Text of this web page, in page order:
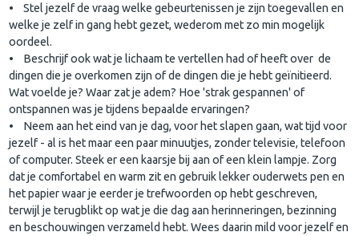
• Stel jezelf de vraag welke gebeurtenissen je zijn toegevallen en
welke je zelf in gang hebt gezet, wederom met zo min mogelijk
oordeel.
• Beschrijf ook wat je lichaam te vertellen had of heeft over de
dingen die je overkomen zijn of de dingen die je hebt geïnitieerd.
Wat voelde je? Waar zat je adem? Hoe 'strak gespannen' of
ontspannen was je tijdens bepaalde ervaringen?
• Neem aan het eind van je dag, voor het slapen gaan, wat tijd voor
jezelf - al is het maar een paar minuutjes, zonder televisie, telefoon
of computer. Steek er een kaarsje bij aan of een klein lampje. Zorg
dat je comfortabel en warm zit en gebruik lekker ouderwets pen en
het papier waar je eerder je trefwoorden op hebt geschreven,
terwijl je terugblikt op wat je die dag aan herinneringen, bezinning
en beschouwingen verzameld hebt. Wees daarin mild voor jezelf en